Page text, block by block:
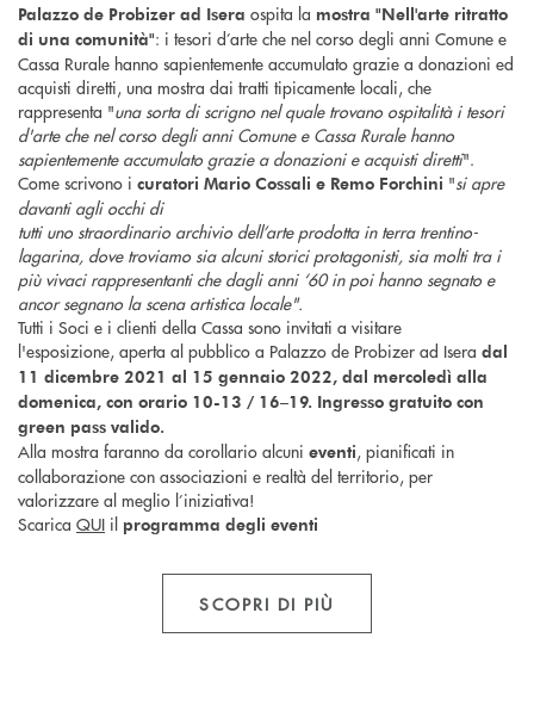
Palazzo de Probizer ad Isera ospita la mostra "Nell'arte ritratto
di una comunità": i tesori d’arte che nel corso degli anni Comune e
Cassa Rurale hanno sapientemente accumulato grazie a donazioni ed
acquisti diretti, una mostra dai tratti tipicamente locali, che
rappresenta "una sorta di scrigno nel quale trovano ospitalità i tesori
d'arte che nel corso degli anni Comune e Cassa Rurale hanno
sapientemente accumulato grazie a donazioni e acquisti diretti".
Come scrivono i curatori Mario Cossali e Remo Forchini "si apre
davanti agli occhi di
tutti uno straordinario archivio dell’arte prodotta in terra trentino-
lagarina, dove troviamo sia alcuni storici protagonisti, sia molti tra i
più vivaci rappresentanti che dagli anni ‘60 in poi hanno segnato e
ancor segnano la scena artistica locale".
Tutti i Soci e i clienti della Cassa sono invitati a visitare
l'esposizione, aperta al pubblico a Palazzo de Probizer ad Isera dal
11 dicembre 2021 al 15 gennaio 2022, dal mercoledì alla
domenica, con orario 10-13 / 16–19. Ingresso gratuito con
green pass valido.
Alla mostra faranno da corollario alcuni eventi, pianificati in
collaborazione con associazioni e realtà del territorio, per
valorizzare al meglio l’iniziativa!
Scarica QUI il programma degli eventi
SCOPRI DI PIÙ